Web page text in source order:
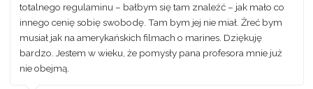
totalnego regulaminu – bałbym się tam znaleźć – jak mało co
innego cenię sobię swobodę. Tam bym jej nie miał. Żreć bym
musiał jak na amerykańskich filmach o marines. Dziękuję
bardzo. Jestem w wieku, że pomysły pana profesora mnie już
nie obejmą.